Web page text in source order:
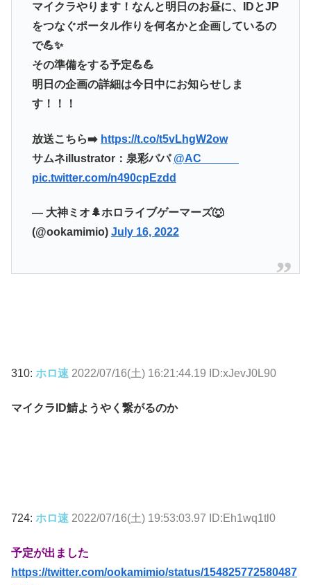
マイクラやります！なんと明日のお昼に、IDとJP
をつなぐポータル作りを何名かと企画しているの
で💪✨
その準備をする予定💪💪
明日の企画の詳細は今日中にお知らせしま
す！！！
放送こちら➡️ https://t.co/t5vLhgW2ow
サムネillustrator：泉彩パパ @AC______
pic.twitter.com/n490cpEzdd
— 大神ミオ🌲ホロライブゲーマーズ🐺
(@ookamimio) July 16, 2022
310: ホロ速 2022/07/16(土) 16:21:44.19 ID:xJevJ0L90
マイクラID鯖ようやく繋がるのか
724: ホロ速 2022/07/16(土) 19:53:03.97 ID:Eh1wq1tl0
予定が出ました
https://twitter.com/ookamimio/status/154825772580487